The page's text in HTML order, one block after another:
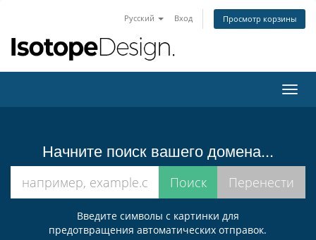
Русский Вход Просмотр корзины
Начните поиск вашего домена...
Введите символы с картинки для
предотвращения автоматических отправок.